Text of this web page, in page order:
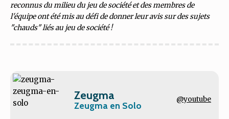
reconnus du milieu du jeu de société et des membres de
l'équipe ont été mis au défi de donner leur avis sur des sujets
"chauds" liés au jeu de société !
Zeugma
Zeugma en Solo
@youtube